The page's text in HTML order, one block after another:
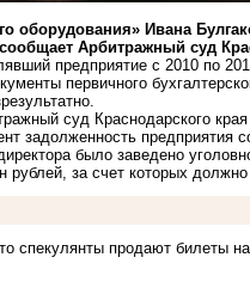
оборудования» Ивана
Арбитражный суд
предприятие с 2010 по
первичного
суд Краснодарского
задолженность предприятия
было заведено
за счет которых
спекулянты продают билеты